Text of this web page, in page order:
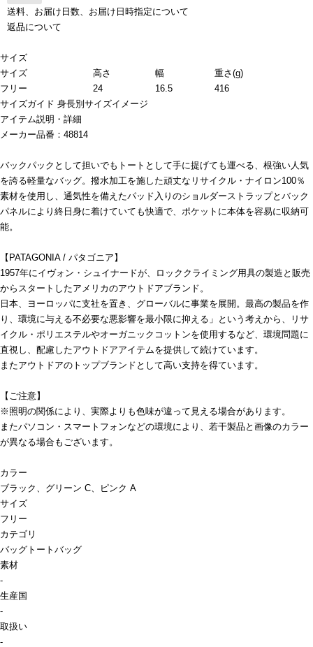
送料、お届け日数、お届け日時指定について
返品について
サイズ
サイズ
高さ 幅
重さ(g)
フリー
24 16.5
416
サイズガイド 身長別サイズイメージ
アイテム説明・詳細
メーカー品番：48814
バックパックとして担いでもトートとして手に提げても運べる、根強い人気
を誇る軽量なバッグ。撥水加工を施した頑丈なリサイクル・ナイロン100％
素材を使用し、通気性を備えたパッド入りのショルダーストラップとバック
パネルにより終日身に着けていても快適で、ポケットに本体を容易に収納可
能。
【PATAGONIA / パタゴニア】
1957年にイヴォン・シュイナードが、ロッククライミング用具の製造と販売
からスタートしたアメリカのアウトドアブランド。
日本、ヨーロッパに支社を置き、グローバルに事業を展開。最高の製品を作
り、環境に与える不必要な悪影響を最小限に抑える」という考えから、リサ
イクル・ポリエステルやオーガニックコットンを使用するなど、環境問題に
直視し、配慮したアウトドアアイテムを提供して続けています。
またアウトドアのトップブランドとして高い支持を得ています。
【ご注意】
※照明の関係により、実際よりも色味が違って見える場合があります。
またパソコン・スマートフォンなどの環境により、若干製品と画像のカラー
が異なる場合もございます。
カラー
ブラック、グリーン C、ピンク A
サイズ
フリー
カテゴリ
バッグ トートバッグ
素材
-
生産国
-
取扱い
-